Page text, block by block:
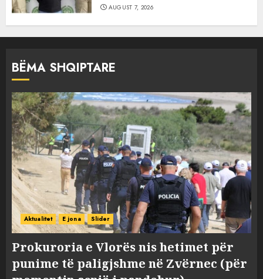
AUGUST 7, 2026
BËMA SHQIPTARE
Aktualitet E jona Slider
Prokuroria e Vlorës nis hetimet për
punime të paligjshme në Zvërnec (për